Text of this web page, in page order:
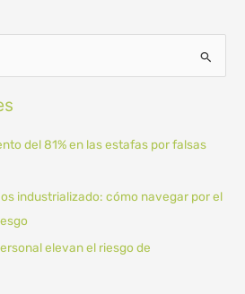
del 81% en las estafas por falsas
industrializado: cómo navegar por el
elevan el riesgo de